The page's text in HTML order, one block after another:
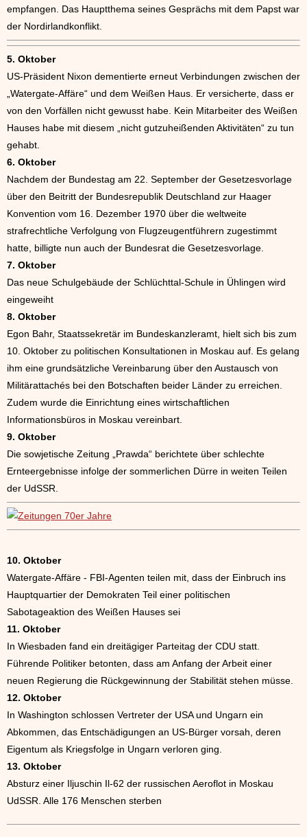
empfangen. Das Hauptthema seines Gesprächs mit dem Papst war
der Nordirlandkonflikt.
5. Oktober
US-Präsident Nixon dementierte erneut Verbindungen zwischen der
„Watergate-Affäre“ und dem Weißen Haus. Er versicherte, dass er
von den Vorfällen nicht gewusst habe. Kein Mitarbeiter des Weißen
Hauses habe mit diesem „nicht gutzuheißenden Aktivitäten“ zu tun
gehabt.
6. Oktober
Nachdem der Bundestag am 22. September der Gesetzesvorlage
über den Beitritt der Bundesrepublik Deutschland zur Haager
Konvention vom 16. Dezember 1970 über die weltweite
strafrechtliche Verfolgung von Flugzeugentführern zugestimmt
hatte, billigte nun auch der Bundesrat die Gesetzesvorlage.
7. Oktober
Das neue Schulgebäude der Schlüchttal-Schule in Ühlingen wird
eingeweiht
8. Oktober
Egon Bahr, Staatssekretär im Bundeskanzleramt, hielt sich bis zum
10. Oktober zu politischen Konsultationen in Moskau auf. Es gelang
ihm eine grundsätzliche Vereinbarung über den Austausch von
Militärattachés bei den Botschaften beider Länder zu erreichen.
Zudem wurde die Einrichtung eines wirtschaftlichen
Informationsbüros in Moskau vereinbart.
9. Oktober
Die sowjetische Zeitung „Prawda“ berichtete über schlechte
Ernteergebnisse infolge der sommerlichen Dürre in weiten Teilen
der UdSSR.
10. Oktober
Watergate-Affäre - FBI-Agenten teilen mit, dass der Einbruch ins
Hauptquartier der Demokraten Teil einer politischen
Sabotageaktion des Weißen Hauses sei
11. Oktober
In Wiesbaden fand ein dreitägiger Parteitag der CDU statt.
Führende Politiker betonten, dass am Anfang der Arbeit einer
neuen Regierung die Rückgewinnung der Stabilität stehen müsse.
12. Oktober
In Washington schlossen Vertreter der USA und Ungarn ein
Abkommen, das Entschädigungen an US-Bürger vorsah, deren
Eigentum als Kriegsfolge in Ungarn verloren ging.
13. Oktober
Absturz einer Iljuschin Il-62 der russischen Aeroflot in Moskau
UdSSR. Alle 176 Menschen sterben